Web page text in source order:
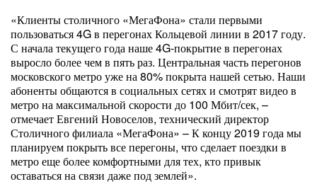
«Клиенты столичного «МегаФона» стали первыми
пользоваться 4G в перегонах Кольцевой линии в 2017 году.
С начала текущего года наше 4G-покрытие в перегонах
выросло более чем в пять раз. Центральная часть перегонов
московского метро уже на 80% покрыта нашей сетью. Наши
абоненты общаются в социальных сетях и смотрят видео в
метро на максимальной скорости до 100 Мбит/сек, –
отмечает Евгений Новоселов, технический директор
Столичного филиала «МегаФона» – К концу 2019 года мы
планируем покрыть все перегоны, что сделает поездки в
метро еще более комфортными для тех, кто привык
оставаться на связи даже под землей».